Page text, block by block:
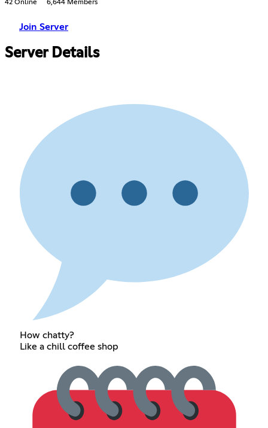
42 Online 6,644 Members
Join Server
Server Details
How chatty?
Like a chill coffee shop